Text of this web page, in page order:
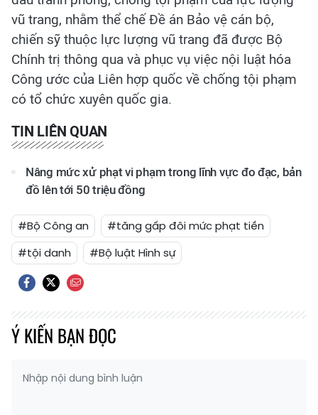
vũ trang, nhằm thể chế Đề án Bảo vệ cán bộ,
chiến sỹ thuộc lực lượng vũ trang đã được Bộ
Chính trị thông qua và phục vụ việc nội luật hóa
Công ước của Liên hợp quốc về chống tội phạm
có tổ chức xuyên quốc gia.
TIN LIÊN QUAN
Nâng mức xử phạt vi phạm trong lĩnh vực đo đạc, bản
đồ lên tới 50 triệu đồng
#Bộ Công an
#tăng gấp đôi mức phạt tiền
#tội danh
#Bộ luật Hình sự
Ý KIẾN BẠN ĐỌC